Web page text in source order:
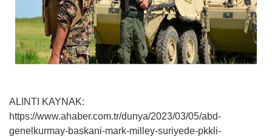
ALINTI KAYNAK:
https://www.ahaber.com.tr/dunya/2023/03/05/abd-
genelkurmay-baskani-mark-milley-suriyede-pkkli-